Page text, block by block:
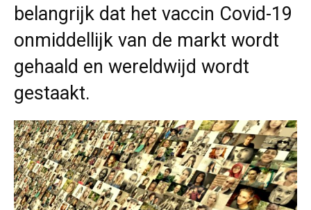
belangrijk dat het vaccin Covid-19
onmiddellijk van de markt wordt
gehaald en wereldwijd wordt
gestaakt.